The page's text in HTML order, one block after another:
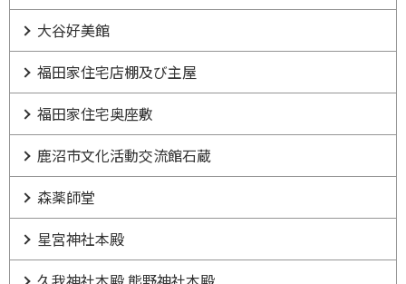
大谷好美館
福田家住宅店棚及び主屋
福田家住宅奥座敷
鹿沼市文化活動交流館石蔵
森薬師堂
星宮神社本殿